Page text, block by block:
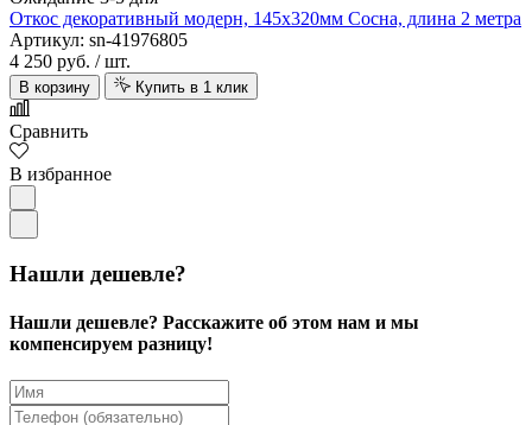
Откос декоративный модерн, 145х320мм Сосна, длина 2 метра
Артикул: sn-41976805
4 250 руб. / шт.
В корзину Купить в 1 клик
Сравнить
В избранное
Нашли дешевле?
Нашли дешевле? Расскажите об этом нам и мы
компенсируем разницу!